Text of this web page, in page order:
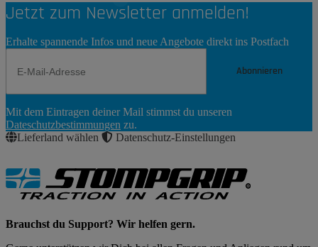
Jetzt zum Newsletter anmelden!
Erhalte spannende Infos und neue Angebote direkt ins Postfach
Abonnieren
Abonnieren
Mit dem Eintragen deiner Mail stimmst du unseren
Dateschutzbestimmungen zu.
Lieferland wählen
Datenschutz-Einstellungen
Brauchst du Support? Wir helfen gern.